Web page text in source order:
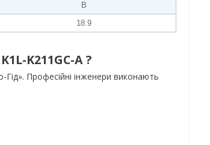
В
18.9
K211GC-A ?
Професійні інженери виконають